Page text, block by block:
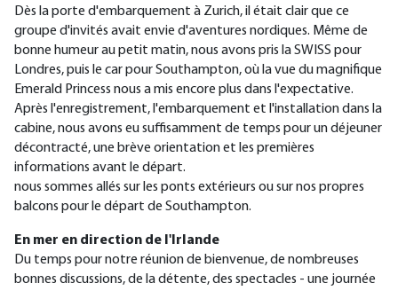
Dès la porte d'embarquement à Zurich, il était clair que ce
groupe d'invités avait envie d'aventures nordiques. Même de
bonne humeur au petit matin, nous avons pris la SWISS pour
Londres, puis le car pour Southampton, où la vue du magnifique
Emerald Princess nous a mis encore plus dans l'expectative.
Après l'enregistrement, l'embarquement et l'installation dans la
cabine, nous avons eu suffisamment de temps pour un déjeuner
décontracté, une brève orientation et les premières
informations avant le départ.
nous sommes allés sur les ponts extérieurs ou sur nos propres
balcons pour le départ de Southampton.
En mer en direction de l'Irlande
Du temps pour notre réunion de bienvenue, de nombreuses
bonnes discussions, de la détente, des spectacles - une journée